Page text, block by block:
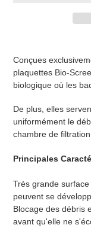
produit
à
panier
Conçues
plaquettes Bio-
biologique où les
De plus, elles
uniformément le
chambre de
Principales
Très grande
peuvent se
Blocage des débris
avant qu'elle ne